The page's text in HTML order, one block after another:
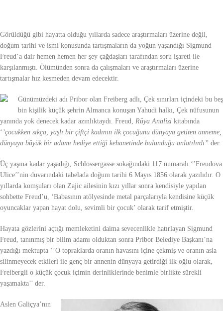
Görüldüğü gibi hayatta olduğu yıllarda sadece araştırmaları üzerine değil,
doğum tarihi ve ismi konusunda tartışmaların da yoğun yaşandığı Sigmund
Freud’a dair hemen hemen her şey çağdaşları tarafından soru işareti ile
karşılanmıştı. Ölümünden sonra da çalışmaları ve araştırmaları üzerine
tartışmalar hız kesmeden devam edecektir.
Günümüzdeki adı Pribor olan Freiberg adlı, Çek sınırları içindeki bu beş
bin kişilik küçük şehrin Almanca konuşan Yahudi halkı, Çek nüfusunun
yanında yok denecek kadar azınlıktaydı. Freud, Rüya Analizi kitabında
‘ ’çocukken sıkça, yaşlı bir çiftçi kadının ilk çocuğunu dünyaya getiren anneme,
dünyaya büyük bir adamı hediye ettiği kehanetinde bulunduğu anlatılırdı’’ der.
Üç yaşına kadar yaşadığı, Schlossergasse sokağındaki 117 numaralı ‘’Freudova
Ulice’’nin duvarındaki tabelada doğum tarihi 6 Mayıs 1856 olarak yazılıdır. O
yıllarda komşuları olan Zajic ailesinin kızı yıllar sonra kendisiyle yapılan
sohbette Freud’u, ‘Babasının atölyesinde metal parçalarıyla kendisine küçük
oyuncaklar yapan hayat dolu, sevimli bir çocuk’ olarak tarif etmiştir.
Hayata gözlerini açtığı memleketini daima sevecenlikle hatırlayan Sigmund
Freud, tanınmış bir bilim adamı olduktan sonra Pribor Belediye Başkanı’na
yazdığı mektupta ‘’O topraklarda oranın havasını içine çekmiş ve oranın asla
silinmeyecek etkileri ile genç bir annenin dünyaya getirdiği ilk oğlu olarak,
Freibergli o küçük çocuk içimin derinliklerinde benimle birlikte sürekli
yaşamakta’’ der.
Aslen Galiçya’nın